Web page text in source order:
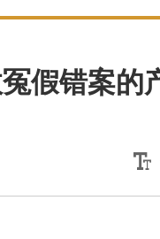
假错案的